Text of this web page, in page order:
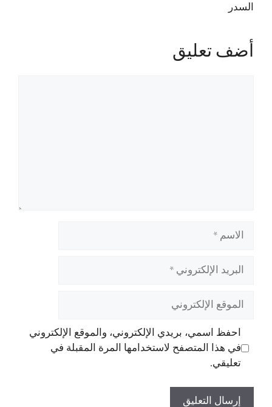
السدر
أضف تعليق
الاسم
البريد
الإلكتروني
الموقع
الإلكتروني
احفظ اسمي، بريدي الإلكتروني، والموقع الإلكتروني
في هذا المتصفح لاستخدامها المرة المقبلة في
تعليقي.